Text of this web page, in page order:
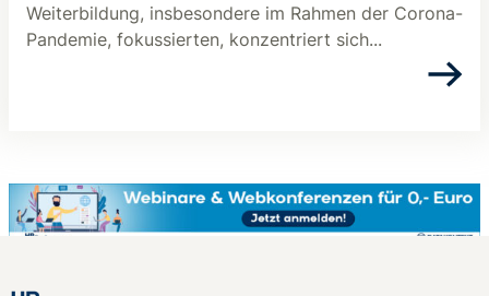
Weiterbildung, insbesondere im Rahmen der Corona-
Pandemie, fokussierten, konzentriert sich...